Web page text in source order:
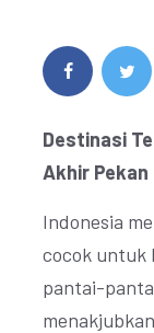
Destinasi
Akhir Pekan
Indonesia
cocok untuk
pantai-